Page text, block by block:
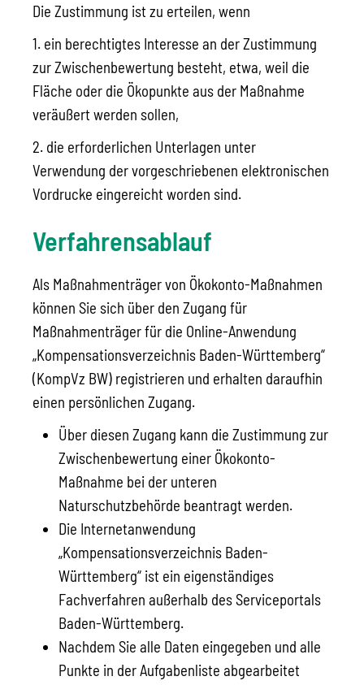
Die Zustimmung ist zu erteilen, wenn
1. ein berechtigtes Interesse an der Zustimmung
zur Zwischenbewertung besteht, etwa, weil die
Fläche oder die Ökopunkte aus der Maßnahme
veräußert werden sollen,
2. die erforderlichen Unterlagen unter
Verwendung der vorgeschriebenen elektronischen
Vordrucke eingereicht worden sind.
Verfahrensablauf
Als Maßnahmenträger von Ökokonto-Maßnahmen
können Sie sich über den Zugang für
Maßnahmenträger für die Online-Anwendung
„Kompensationsverzeichnis Baden-Württemberg“
(KompVz BW) registrieren und erhalten daraufhin
einen persönlichen Zugang.
Über diesen Zugang kann die Zustimmung zur
Zwischenbewertung einer Ökokonto-
Maßnahme bei der unteren
Naturschutzbehörde beantragt werden.
Die Internetanwendung
„Kompensationsverzeichnis Baden-
Württemberg“ ist ein eigenständiges
Fachverfahren außerhalb des Serviceportals
Baden-Württemberg.
Nachdem Sie alle Daten eingegeben und alle
Punkte in der Aufgabenliste abgearbeitet